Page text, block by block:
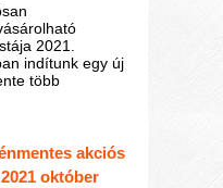
2021.
indítunk egy új
több
akciós
október